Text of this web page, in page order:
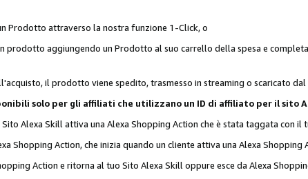
Prodotto attraverso la nostra funzione 1-Click, o
prodotto aggiungendo un Prodotto al suo carrello della spesa e
il prodotto viene spedito, trasmesso in streaming o scaricato
solo per gli affiliati che utilizzano un ID di affiliato per il sito
Alexa Skill attiva una Alexa Shopping Action che è stata taggata con il
Shopping Action, che inizia quando un cliente attiva una Alexa Shopping
Action e ritorna al tuo Sito Alexa Skill oppure esce da Alexa